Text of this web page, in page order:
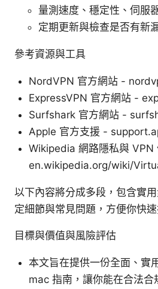
量測速度、穩定性、伺服
定期更新與檢查是否有新
參考資源與工具
NordVPN 官方網站 -
ExpressVPN 官方網站 -
Surfshark 官方網站 -
Apple 官方支援 -
Wikipedia 網路隱私與 VPN
en.wikipedia.org/wiki/
以下內容將分成多段，包含實
定細節與常見問題，方便你快
目標與價值與風險評估
本文旨在提供一份全面、實
mac 指南，讓你能在合法合